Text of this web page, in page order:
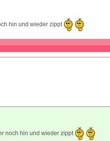
hin und wieder zippt
noch hin und wieder zippt